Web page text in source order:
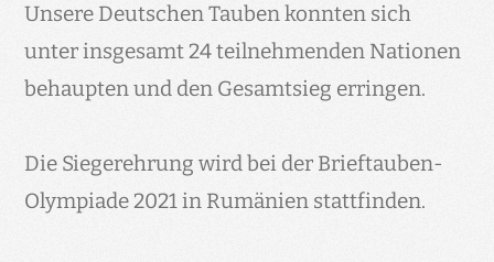
Unsere Deutschen Tauben konnten sich
unter insgesamt 24 teilnehmenden Nationen
behaupten und den Gesamtsieg erringen.
Die Siegerehrung wird bei der Brieftauben-
Olympiade 2021 in Rumänien stattfinden.